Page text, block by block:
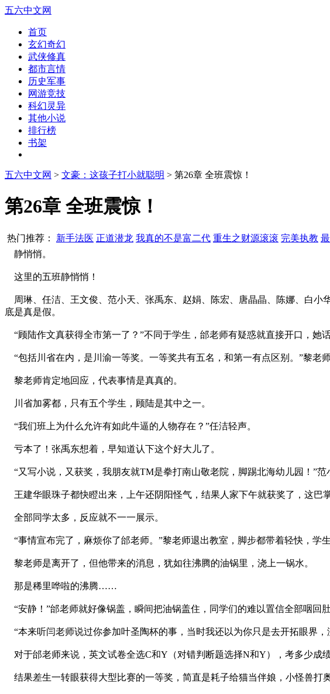
五六中文网
首页
玄幻奇幻
武侠修真
都市言情
历史军事
网游竞技
科幻灵异
其他小说
排行榜
书架
五六中文网 > 文豪：这孩子打小就聪明 > 第26章 全班震惊！
第26章 全班震惊！
热门推荐： 新手法医 正道潜龙 我真的不是富二代 重生之财源滚滚 完美执教
静悄悄。
这里的五班静悄悄！
周琳、任洁、王文俊、范小天、张禹东、赵娟、陈宏、唐晶晶、陈娜、白小
底是真是假。
“顾陆作文真获得全市第一了？”不同于学生，邰老师有疑惑就直接开口，她
“包括川省在内，是川渝一等奖。一等奖共有五名，和第一有点区别。”黎老
黎老师肯定地回应，代表事情是真真的。
川省加雾都，只有五个学生，顾陆是其中之一。
“我们班上为什么允许有如此牛逼的人物存在？”任洁轻声。
亏本了！张禹东想着，早知道认下这个好大儿了。
“又写小说，又获奖，我朋友就TM是拳打南山敬老院，脚踢北海幼儿园！”
王建华眼珠子都快瞪出来，上午还阴阳怪气，结果人家下午就获奖了，这巴
全部同学太多，反应就不一一展示。
“事情宣布完了，麻烦你了邰老师。”黎老师退出教室，脚步都带着轻快，学
黎老师是离开了，但他带来的消息，犹如往沸腾的油锅里，浇上一锅水。
那是稀里哗啦的沸腾……
“安静！”邰老师就好像锅盖，瞬间把油锅盖住，同学们的难以置信全部咽回肚
“本来听闫老师说过你参加叶圣陶杯的事，当时我还以为你只是去开拓眼界
对于邰老师来说，英文试卷全选C和Y（对错判断题选择N和Y），考多少成
结果差生一转眼获得大型比赛的一等奖，简直是耗子给猫当伴娘，小怪兽打